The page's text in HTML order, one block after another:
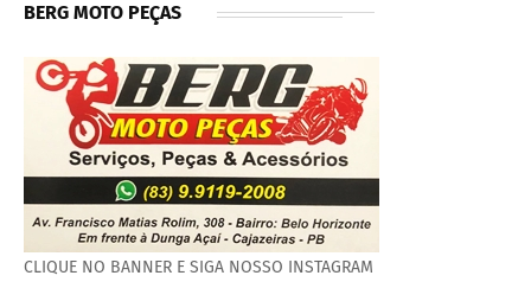
BERG MOTO PEÇAS
CLIQUE NO BANNER E SIGA NOSSO INSTAGRAM